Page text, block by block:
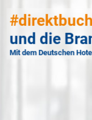
und die
Mit dem Deutschen